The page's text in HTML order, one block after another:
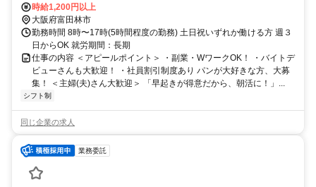
から徒歩約8分 ・近鉄長野線 川西駅から徒歩約8分（508m）
時給1,200円以上
大阪府富田林市
勤務時間 8時〜17時(5時間程度の勤務) 土日祝いずれか働ける方 週３
日からOK 就労期間：長期
仕事の内容 ＜アピールポイント＞ ・副業・WワークOK！ ・バイトデ
ビューさんも大歓迎！ ・社員割引制度あり パンが大好きな方、大募
集！ ＜主婦(夫)さん大歓迎＞ 「早起きが得意だから、朝活に！」...
シフト制
同じ企業の求人
業務委託